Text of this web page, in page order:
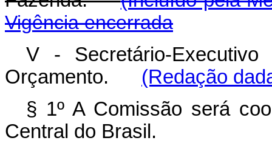
Vigência encerrada
V - Secretário-
Orçamento. (Redação
§ 1º A Comissão será
Central do Brasil.